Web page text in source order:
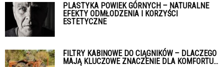
PLASTYKA POWIEK GÓRNYCH – NATURALNE
EFEKTY ODMŁODZENIA I KORZYŚCI
ESTETYCZNE
FILTRY KABINOWE DO CIĄGNIKÓW – DLACZEGO
MAJĄ KLUCZOWE ZNACZENIE DLA KOMFORTU...